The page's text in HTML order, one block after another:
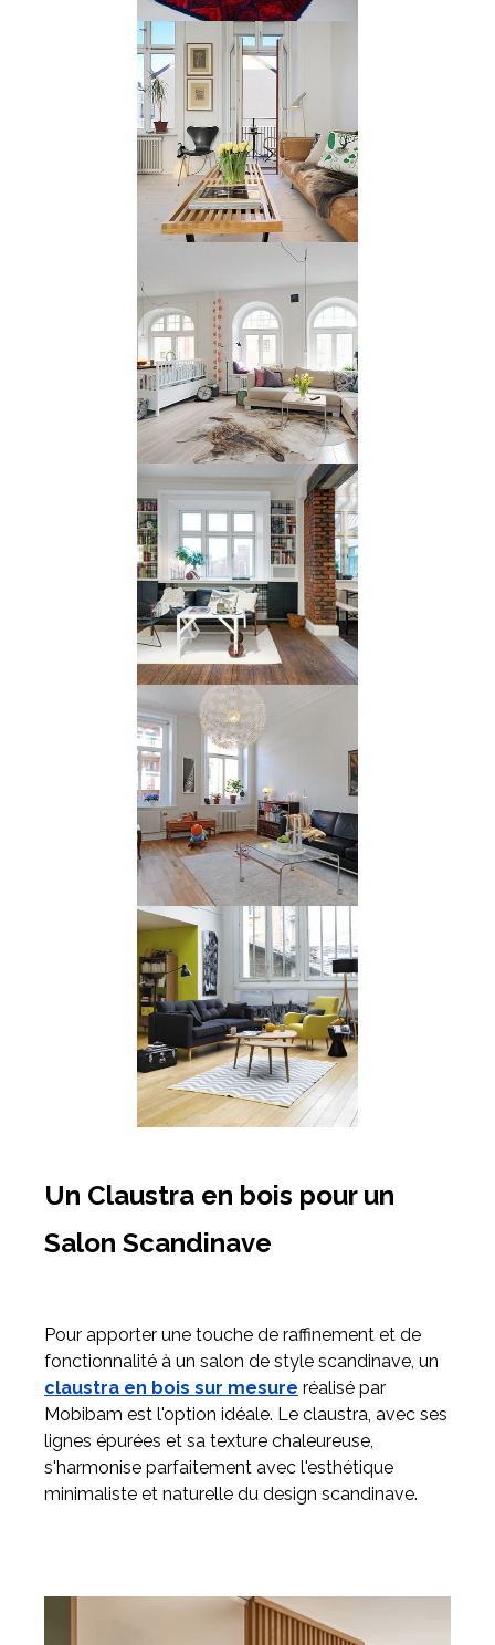
Un Claustra en bois pour un
Salon Scandinave
Pour apporter une touche de raffinement et de
fonctionnalité à un salon de style scandinave, un
claustra en bois sur mesure réalisé par
Mobibam est l'option idéale. Le claustra, avec ses
lignes épurées et sa texture chaleureuse,
s'harmonise parfaitement avec l'esthétique
minimaliste et naturelle du design scandinave.